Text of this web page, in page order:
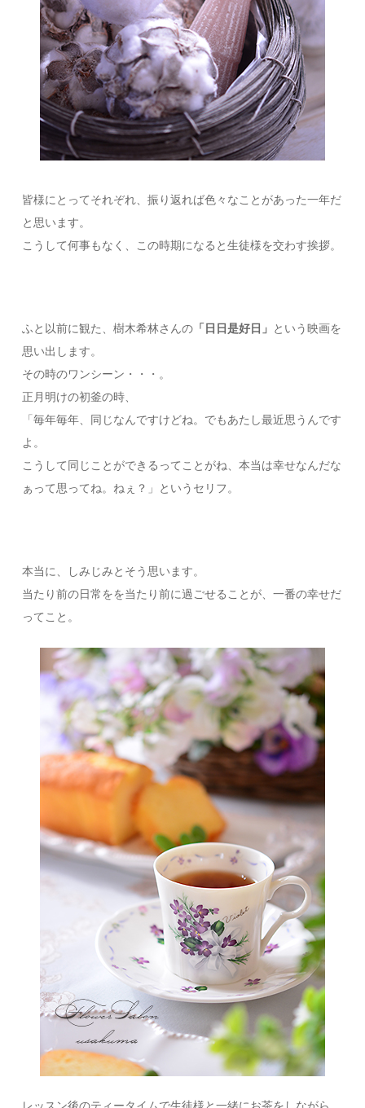
皆様にとってそれぞれ、振り返れば色々なことがあった一年だ
と思います。
こうして何事もなく、この時期になると生徒様を交わす挨拶。
ふと以前に観た、樹木希林さんの 「日日是好日」 という映画を
思い出します。
その時のワンシーン・・・。
正月明けの初釜の時、
「毎年毎年、同じなんですけどね。でもあたし最近思うんです
よ。
こうして同じことができるってことがね、本当は幸せなんだな
ぁって思ってね。ねぇ？」というセリフ。
本当に、しみじみとそう思います。
当たり前の日常をを当たり前に過ごせることが、一番の幸せだ
ってこと。